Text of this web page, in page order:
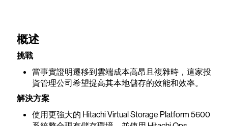
概述
挑戰
當事實證明遷移到雲端成本高昂且複雜時，這家投
資管理公司希望提高其本地儲存的效能和效率。
解決方案
使用更強大的 Hitachi Virtual Storage Platform 5600